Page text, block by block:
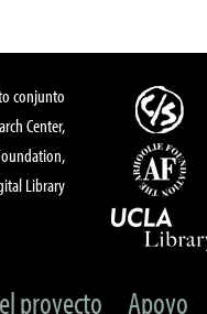
conjunto
Center,
Library
proyecto Apoyo